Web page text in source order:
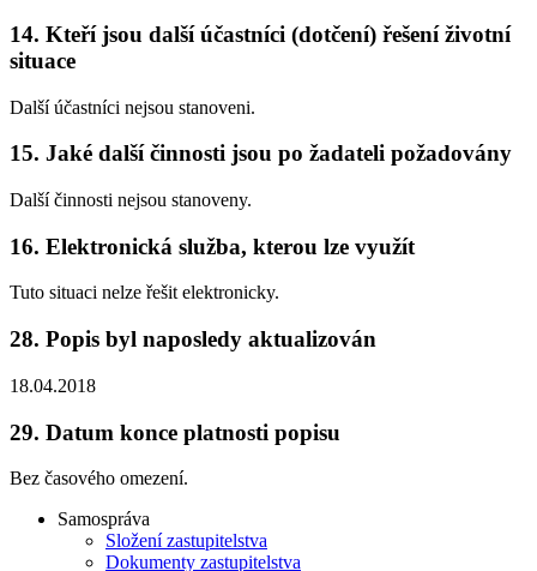
14. Kteří jsou další účastníci (dotčení) řešení životní
situace
Další účastníci nejsou stanoveni.
15. Jaké další činnosti jsou po žadateli požadovány
Další činnosti nejsou stanoveny.
16. Elektronická služba, kterou lze využít
Tuto situaci nelze řešit elektronicky.
28. Popis byl naposledy aktualizován
18.04.2018
29. Datum konce platnosti popisu
Bez časového omezení.
Samospráva
Složení zastupitelstva
Dokumenty zastupitelstva